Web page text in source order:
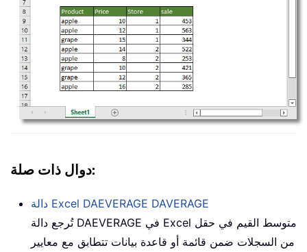
دوال ذات صلة:
دالة Excel DAEVERAGE DAVERAGE
تُرجع دالة DAEVERAGE في Excel متوسط القيم في حقل
من السجلات ضمن قائمة أو قاعدة بيانات تتطابق مع معايير